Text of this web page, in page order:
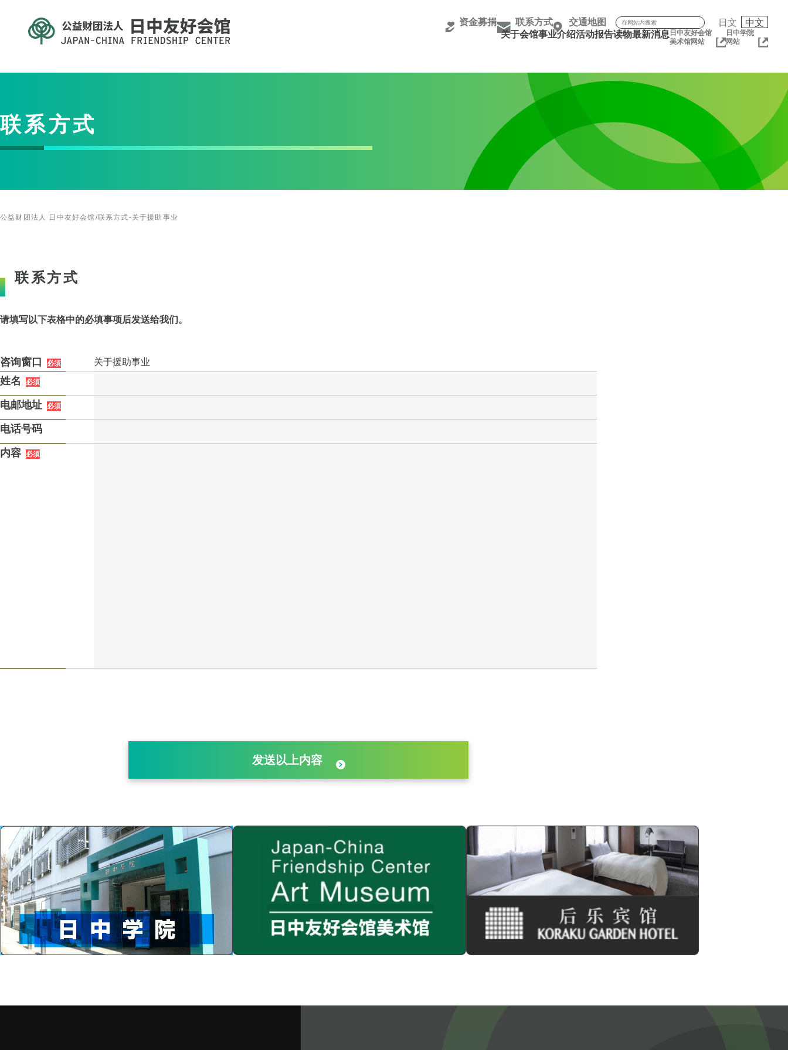
资金募捐 联系方式 交通地图 搜索： 日文
中文
关于会馆事业介绍活动报告读物最新消息 日中友好会馆
美术馆网站
日中学院
网站
联系方式
公益财团法人 日中友好会馆/联系方式-关于援助事业
联系方式
请填写以下表格中的必填事项后发送给我们。
咨询窗口 必須 关于援助事业
姓名 必須
电邮地址 必須
电话号码
内容 必須
发送以上内容